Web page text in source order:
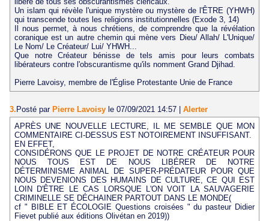
Un islam qui révèle l'unique mystère ou mystère de l'ÊTRE (YHWH)
qui transcende toutes les religions institutionnelles (Exode 3, 14)
Il nous permet, à nous chrétiens, de comprendre que la révélation
coranique est un autre chemin qui mène vers Dieu/ Allah/ L'Unique/
Le Nom/ Le Créateur/ Lui/ YHWH...
Que notre Créateur bénisse de tels amis pour leurs combats
libérateurs contre l'obscurantisme qu'ils nomment Grand Djihad.
Pierre Lavoisy, membre de l'Église Protestante Unie de France
3. Posté par Pierre Lavoisy le 07/09/2021 14:57
Alerter
APRÈS UNE NOUVELLE LECTURE, IL ME SEMBLE QUE MON
COMMENTAIRE CI-DESSUS EST NOTOIREMENT INSUFFISANT.
EN EFFET,
CONSIDÉRONS QUE LE PROJET DE NOTRE CRÉATEUR POUR
NOUS TOUS EST DE NOUS LIBÉRER DE NOTRE
DÉTERMINISME ANIMAL DE SUPER-PRÉDATEUR POUR QUE
NOUS DEVENIONS DES HUMAINS DE CULTURE, CE QUI EST
LOIN D'ÊTRE LE CAS LORSQUE L'ON VOIT LA SAUVAGERIE
CRIMINELLE SE DÉCHAINER PARTOUT DANS LE MONDE(
cf " BIBLE ET ÉCOLOGIE Questions croisées " du pasteur Didier
Fievet publié aux éditions Olivétan en 2019))